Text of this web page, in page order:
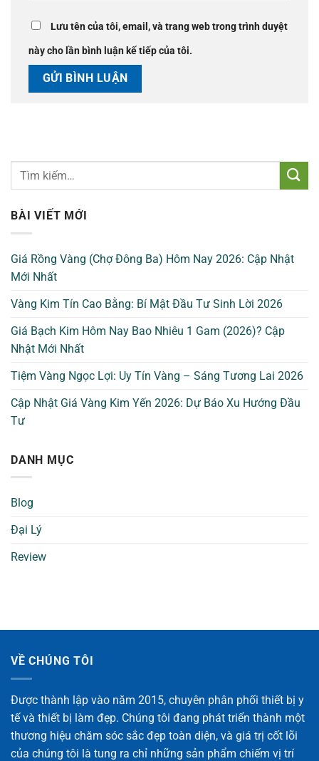
Lưu tên của tôi, email, và trang web trong trình duyệt
này cho lần bình luận kế tiếp của tôi.
BÀI VIẾT MỚI
Giá Rồng Vàng (Chợ Đông Ba) Hôm Nay 2026: Cập Nhật
Mới Nhất
Vàng Kim Tín Cao Bằng: Bí Mật Đầu Tư Sinh Lời 2026
Giá Bạch Kim Hôm Nay Bao Nhiêu 1 Gam (2026)? Cập
Nhật Mới Nhất
Tiệm Vàng Ngọc Lợi: Uy Tín Vàng – Sáng Tương Lai 2026
Cập Nhật Giá Vàng Kim Yến 2026: Dự Báo Xu Hướng Đầu
Tư
DANH MỤC
Blog
Đại Lý
Review
VỀ CHÚNG TÔI
Được thành lập vào năm 2015, chuyên phân phối thiết bị y
tế và thiết bị làm đẹp. Chúng tôi đang phát triển thành một
thương hiệu chăm sóc sắc đẹp toàn diện, và giá trị cốt lõi
của chúng tôi là tung ra chỉ những sản phẩm chiếm vị trí